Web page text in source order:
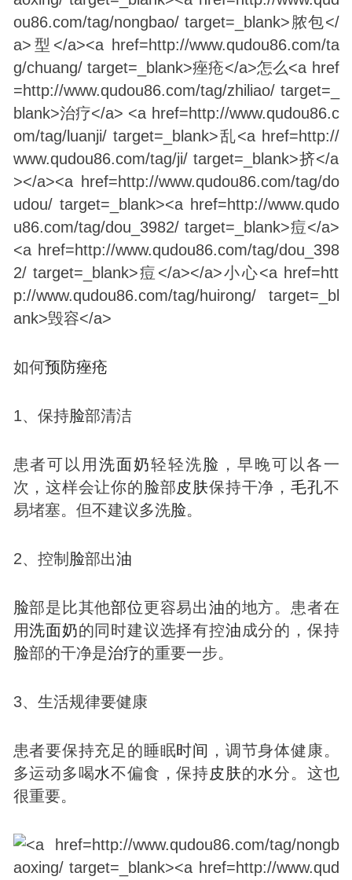
如何预防痤疮
1、保持脸部清洁
患者可以用洗面奶轻轻洗脸 ，早晚可以各一
次，这样会让你的脸部皮肤保持干净， 毛孔不
易堵塞。但不建议多洗脸。
2、控制 脸部出油
脸部是比其他部位更容易出油的地方。患者在
用洗面奶的同时建议选择有控油成分的，保持
脸部的干净是治疗的重要一步。
3、生活规律要健康
患者要保持充足的睡眠时间 ，调节身体健康。
多运动多喝水不偏食，保持皮肤的水分。这也
很重要。